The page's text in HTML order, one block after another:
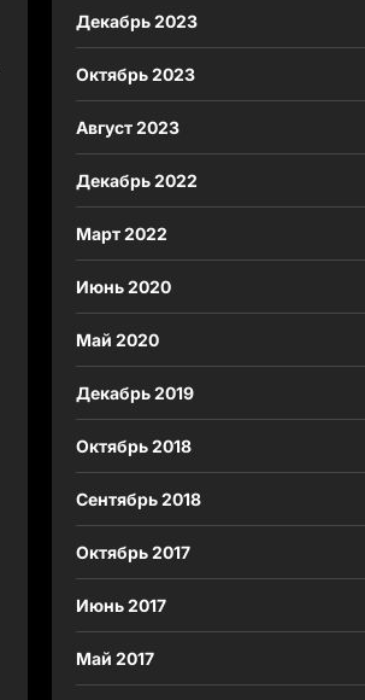
Декабрь 2023
Октябрь 2023
Август 2023
Декабрь 2022
Март 2022
Июнь 2020
Май 2020
Декабрь 2019
Октябрь 2018
Сентябрь 2018
Октябрь 2017
Июнь 2017
Май 2017